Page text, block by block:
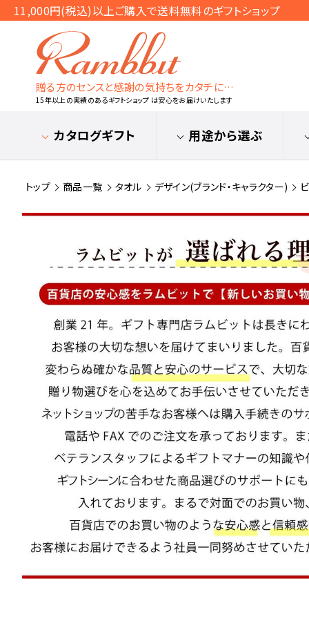
11,000円(税込)以上ご購入で送料無料のギフトショップ
贈る方のセンスと感謝の気持ちをカタチに…
15年以上の実績のあるギフトショップ は安心をお届けいたします
カタログギフト 用途から選ぶ
トップ 商品一覧 タオル デザイン(ブランド・キャラクター)